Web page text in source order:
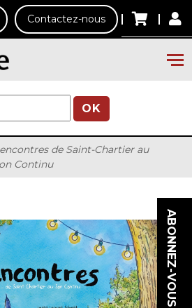
Contactez-nous
OK
de Saint-Chartier au
Continu
ABONNEZ-VOUS